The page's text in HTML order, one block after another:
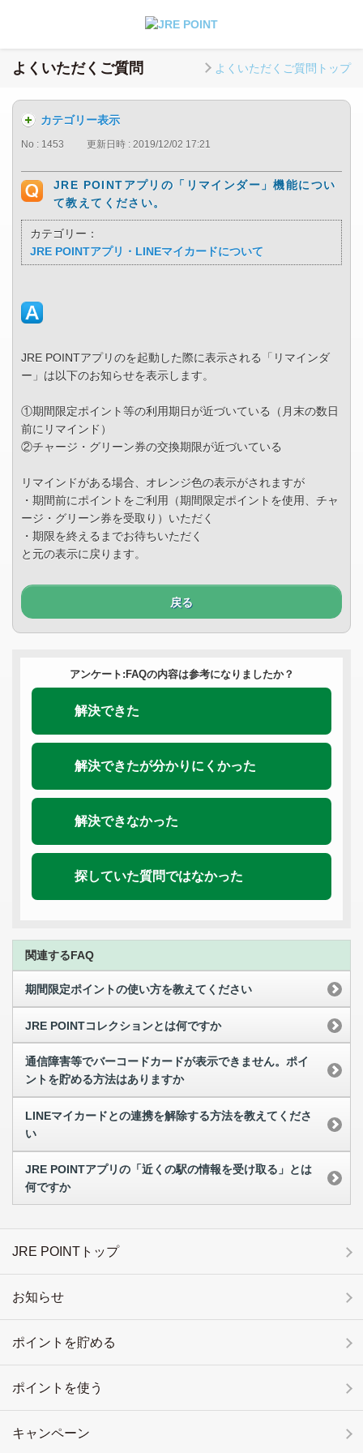
よくいただくご質問 よくいただくご質問トップ
カテゴリー表示
No : 1453 更新日時 : 2019/12/02 17:21
JRE POINTアプリの「リマインダー」機能につい
て教えてください。
カテゴリー：
JRE POINTアプリ・LINEマイカードについて
JRE POINTアプリのを起動した際に表示される「リマインダ
ー」は以下のお知らせを表示します。
①期間限定ポイント等の利用期日が近づいている（月末の数日
前にリマインド）
②チャージ・グリーン券の交換期限が近づいている
リマインドがある場合、オレンジ色の表示がされますが
・期間前にポイントをご利用（期間限定ポイントを使用、チャ
ージ・グリーン券を受取り）いただく
・期限を終えるまでお待ちいただく
と元の表示に戻ります。
戻る
アンケート:FAQの内容は参考になりましたか？
解決できた
解決できたが分かりにくかった
解決できなかった
探していた質問ではなかった
関連するFAQ
期間限定ポイントの使い方を教えてください
JRE POINTコレクションとは何ですか
通信障害等でバーコードカードが表示できません。ポイ
ントを貯める方法はありますか
LINEマイカードとの連携を解除する方法を教えてくださ
い
JRE POINTアプリの「近くの駅の情報を受け取る」とは
何ですか
JRE POINTトップ
お知らせ
ポイントを貯める
ポイントを使う
キャンペーン